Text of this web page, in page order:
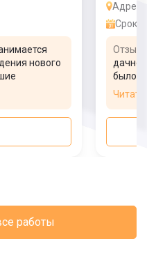
нового
и
рытье
для
к
Адрес:
Сроки:
Отзыв:
было
фирму,
все
работы